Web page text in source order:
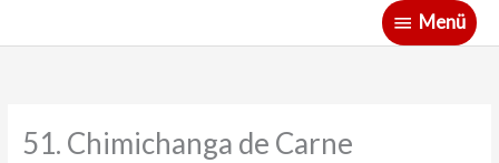
Menü
Menü
51. Chimichanga de Carne